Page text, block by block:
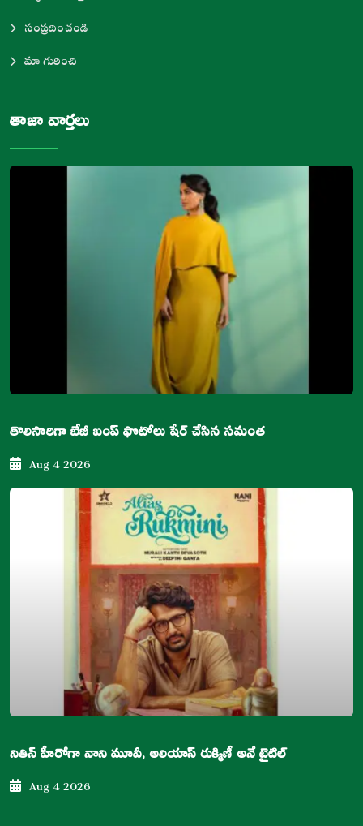
సంప్రదించండి
మా గురించి
తాజా వార్తలు
తొలిసారిగా బేబీ బంప్ ఫొటోలు షేర్ చేసిన సమంత
Aug 4 2026
నితిన్ హీరోగా నాని మూవీ, అలియాస్ రుక్మిణీ అనే టైటిల్
Aug 4 2026